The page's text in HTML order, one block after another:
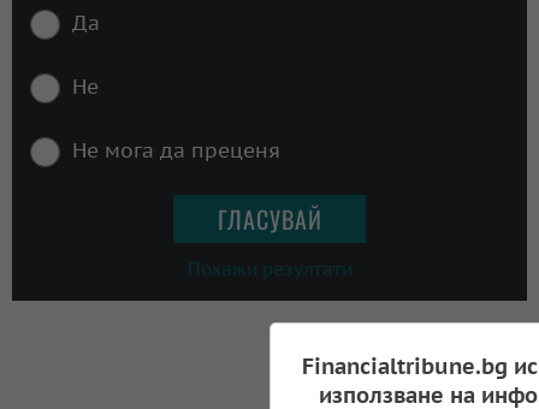
Да
Не
Не мога да преценя
Покажи резултати
Financialtribune.bg
използване на